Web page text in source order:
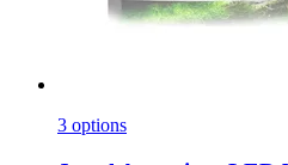
3 options